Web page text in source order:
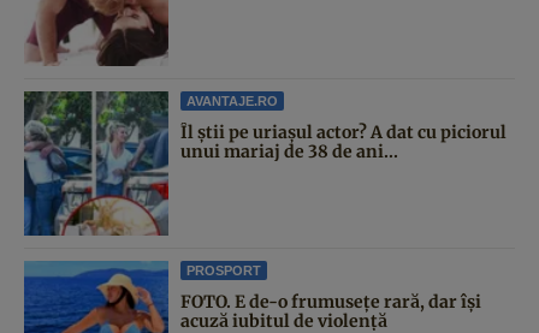
AVANTAJE.RO
Îl știi pe uriașul actor? A dat cu piciorul
unui mariaj de 38 de ani...
PROSPORT
FOTO. E de-o frumusețe rară, dar își
acuză iubitul de violență